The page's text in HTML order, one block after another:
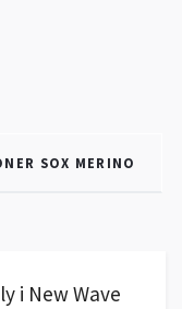
SOX MERINO
i New Wave